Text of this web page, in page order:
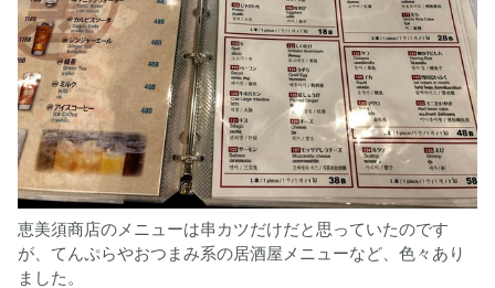
恵美須商店のメニューは串カツだけだと思っていたのです
が、てんぷらやおつまみ系の居酒屋メニューなど、色々あり
ました。